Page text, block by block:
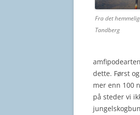
Fra det
Tandberg
dette. Først
mer enn 100
på steder vi